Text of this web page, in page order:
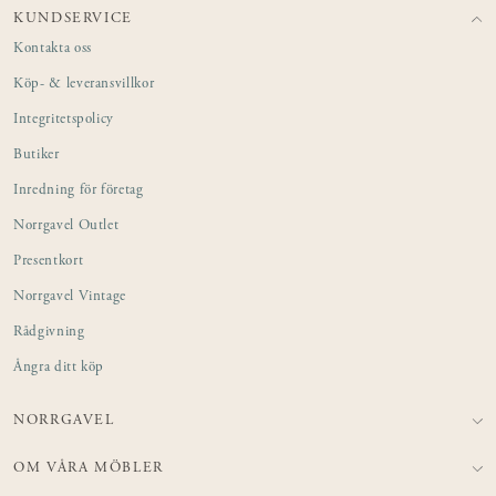
KUNDSERVICE
Kontakta oss
Köp- & leveransvillkor
Integritetspolicy
Butiker
Inredning för företag
Norrgavel Outlet
Presentkort
Norrgavel Vintage
Rådgivning
Ångra ditt köp
NORRGAVEL
OM VÅRA MÖBLER